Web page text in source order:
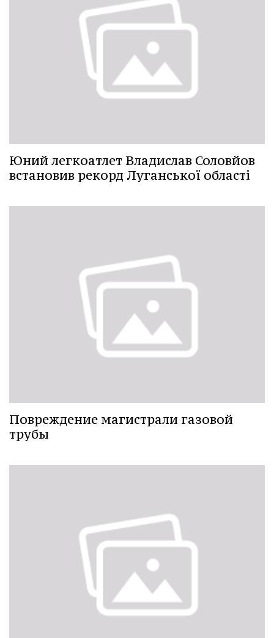
Юний легкоатлет Владислав Соловйов
встановив рекорд Луганської області
Повреждение магистрали газовой
трубы